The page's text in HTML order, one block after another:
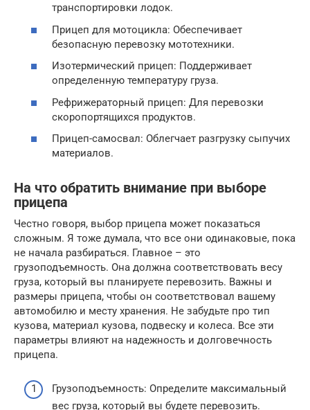
транспортировки лодок.
Прицеп для мотоцикла: Обеспечивает
безопасную перевозку мототехники.
Изотермический прицеп: Поддерживает
определенную температуру груза.
Рефрижераторный прицеп: Для перевозки
скоропортящихся продуктов.
Прицеп-самосвал: Облегчает разгрузку сыпучих
материалов.
На что обратить внимание при выборе
прицепа
Честно говоря, выбор прицепа может показаться
сложным. Я тоже думала, что все они одинаковые, пока
не начала разбираться. Главное – это
грузоподъемность. Она должна соответствовать весу
груза, который вы планируете перевозить. Важны и
размеры прицепа, чтобы он соответствовал вашему
автомобилю и месту хранения. Не забудьте про тип
кузова, материал кузова, подвеску и колеса. Все эти
параметры влияют на надежность и долговечность
прицепа.
Грузоподъемность: Определите максимальный
вес груза, который вы будете перевозить.